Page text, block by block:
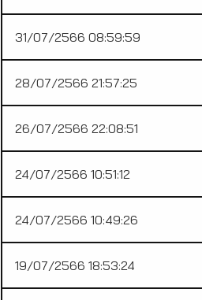
31/07/2566 08:59:59
28/07/2566 21:57:25
26/07/2566 22:08:51
24/07/2566 10:51:12
24/07/2566 10:49:26
19/07/2566 18:53:24